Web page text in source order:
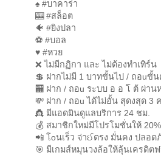
♠️ #บาคาร่า
🎰 #สล็อต
🐠 #ยิงปลา
⚽ #บอล
♥️ #หวย
❌ ไม่มีกฏิกา และ ไม่ต้องทำเทิร์น
💲 ฝากไม่มี 1 บาทขั้นไป / ถอuขั้น
🏧 ฝาก / ถอu ระบบ อ อ โ ต้ ผ่าน
💸 ฝาก / ถอu ได้ไม่อั้น สุดงสุด 3
👸 มีแอดมินดูแลบริการ 24 ชม.
💰 สมาชิกใหม่มีโปรโมชั่นให้ 20%
📲 โoนเร็ว จ่าઈตรง มั่นคง ปลอด
🎯 มีเกมส์หมุนวงล้อให้ลุ้นเครดิต